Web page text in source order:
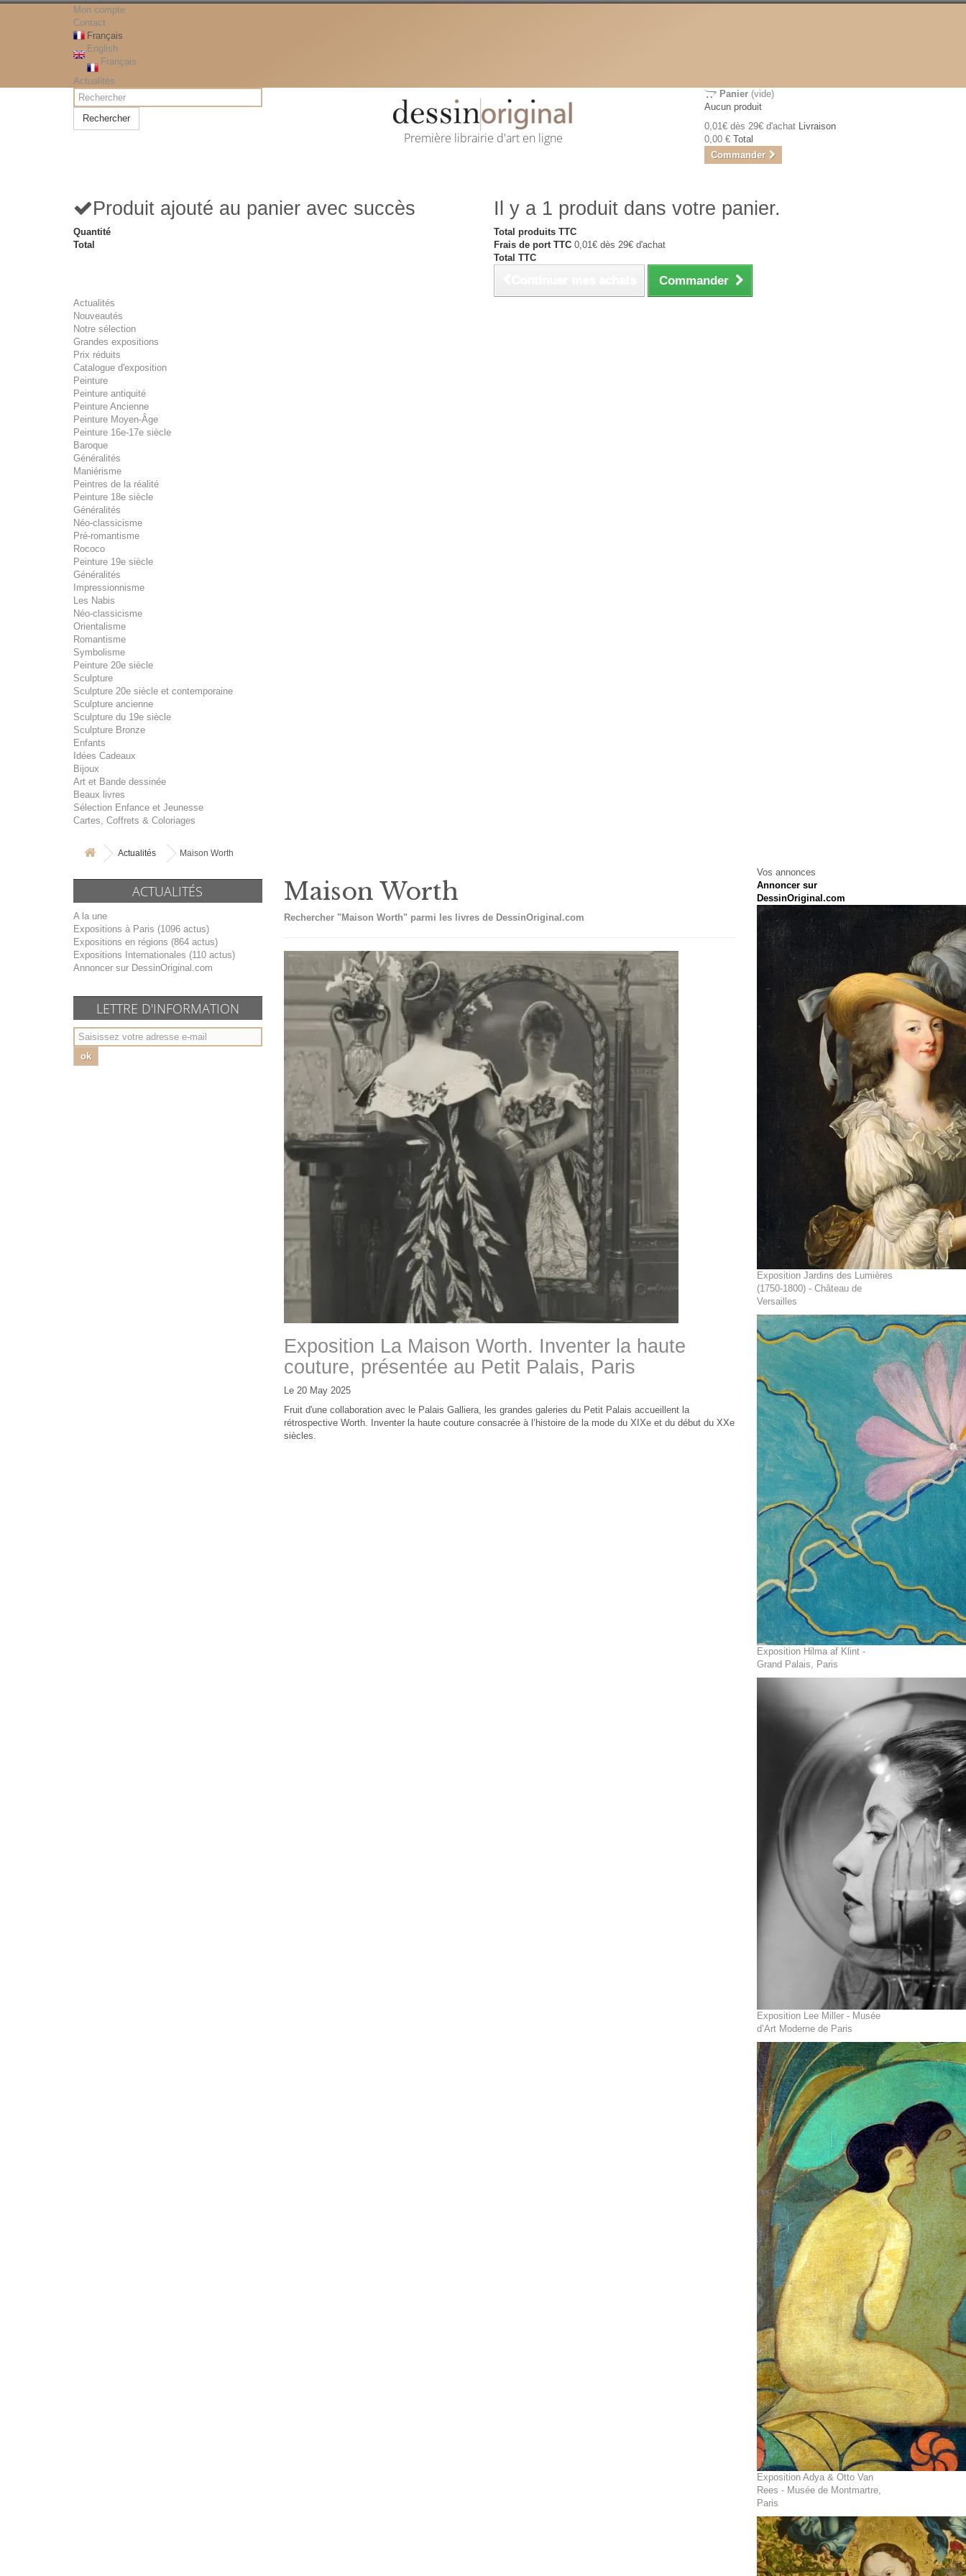
Mon compte
Contact
Français
English
Français
Actualités
Rechercher
Première librairie d'art en ligne
Panier (vide)
Aucun produit
0,01€ dès 29€ d'achat Livraison
0,00 € Total
Commander
Produit ajouté au panier avec succès
Quantité
Total
Il y a 1 produit dans votre panier.
Total produits TTC
Frais de port TTC 0,01€ dès 29€ d'achat
Total TTC
Commander
Actualités
Nouveautés
Notre sélection
Grandes expositions
Prix réduits
Catalogue d'exposition
Peinture
Peinture antiquité
Peinture Ancienne
Peinture Moyen-Âge
Peinture 16e-17e siècle
Baroque
Généralités
Maniérisme
Peintres de la réalité
Peinture 18e siècle
Généralités
Néo-classicisme
Pré-romantisme
Rococo
Peinture 19e siècle
Généralités
Impressionnisme
Les Nabis
Néo-classicisme
Orientalisme
Romantisme
Symbolisme
Peinture 20e siècle
Sculpture
Sculpture 20e siècle et contemporaine
Sculpture ancienne
Sculpture du 19e siècle
Sculpture Bronze
Enfants
Idées Cadeaux
Bijoux
Art et Bande dessinée
Beaux livres
Sélection Enfance et Jeunesse
Cartes, Coffrets & Coloriages
Actualités Maison Worth
ACTUALITÉS
A la une
Expositions à Paris (1096 actus)
Expositions en régions (864 actus)
Expositions Internationales (110 actus)
Annoncer sur DessinOriginal.com
LETTRE D'INFORMATION
ok
Maison Worth
Rechercher "Maison Worth" parmi les livres de DessinOriginal.com
Exposition La Maison Worth. Inventer la haute
couture, présentée au Petit Palais, Paris
Le 20 May 2025
Fruit d'une collaboration avec le Palais Galliera, les grandes galeries du Petit Palais accueillent la
rétrospective Worth. Inventer la haute couture consacrée à l’histoire de la mode du XIXe et du début du XXe
siècles.
Vos annonces
Annoncer sur
DessinOriginal.com
Exposition Jardins des Lumières
(1750-1800) - Château de
Versailles
Exposition Hilma af Klint -
Grand Palais, Paris
Exposition Lee Miller - Musée
d’Art Moderne de Paris
Exposition Adya & Otto Van
Rees - Musée de Montmartre,
Paris